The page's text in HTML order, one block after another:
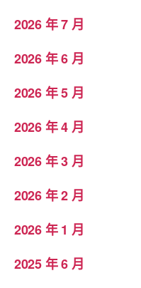
2026 年 7 月
2026 年 6 月
2026 年 5 月
2026 年 4 月
2026 年 3 月
2026 年 2 月
2026 年 1 月
2025 年 6 月